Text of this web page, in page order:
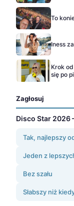
To
Iness
Krok
się po
Zagłosuj
Disco Star 2026
Tak, najlepszy
Jeden z
Bez szału
Słabszy niż